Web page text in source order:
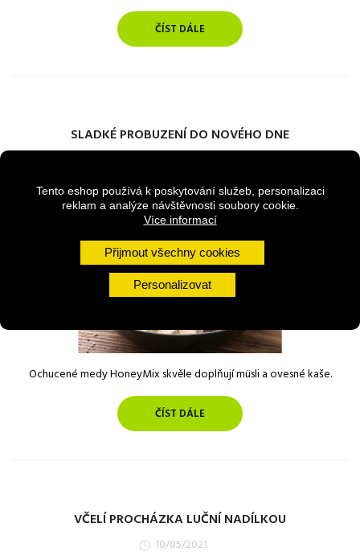
Tento eshop používá k poskytování služeb, personalizaci
reklam a analýze návštěvnosti soubory cookie.
Více informací
Přijmout všechny cookies
Personalizovat
ČÍST DÁLE
SLADKÉ PROBUZENÍ DO NOVÉHO DNE
Ochucené medy HoneyMix skvěle doplňují müsli a ovesné kaše.
ČÍST DÁLE
VČELÍ PROCHÁZKA LUČNÍ NADÍLKOU
10/05/2021